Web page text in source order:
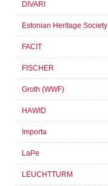
DIVARI
Estonian Heritage Society
FACIT
FISCHER
Groth (WWF)
HAWID
Importa
LaPe
LEUCHTTURM